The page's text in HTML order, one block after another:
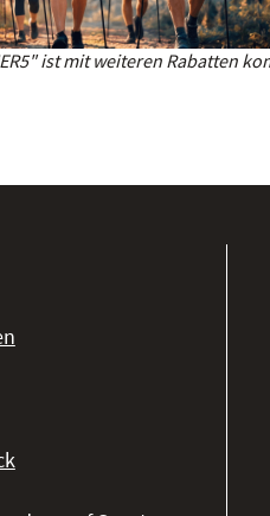
ist mit weiteren Rabatten